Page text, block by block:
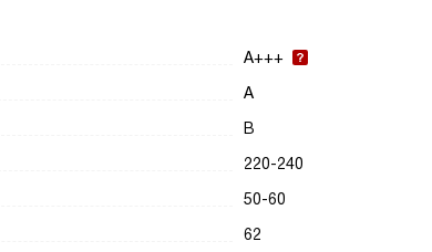
A+++
A
B
220-240
50-60
62